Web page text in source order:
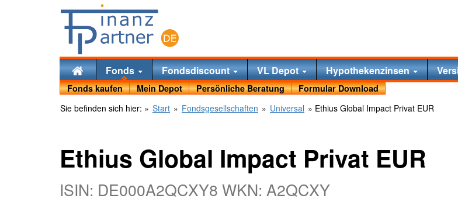
Fonds Fondsdiscount VL Depot Hypothekenzinsen
Fonds kaufen Mein Depot Persönliche Beratung
Formular Download
Sie befinden sich hier: » Start » Fondsgesellschaften » Universal » Ethius Global Impact Privat EUR
Ethius Global Impact Privat EUR
ISIN: DE000A2QCXY8 WKN: A2QCXY